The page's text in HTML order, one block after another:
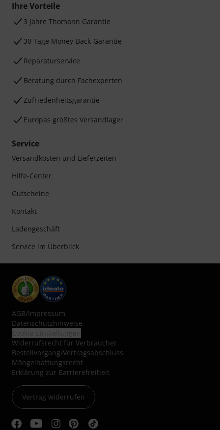
Ihre Vorteile
3 Jahre Thomann Garantie
30 Tage Money-Back-Garantie
Reparaturservice
Beratung durch Fachexperten
Zufriedenheitsgarantie
Europas größtes Versandlager
Service
Versandkosten und Lieferzeiten
Hilfe-Center
Gutscheine
Kontakt
Ladengeschäft
Service im Überblick
AGB/Impressum
Datenschutzhinweise
Widerrufsrecht für Verbraucher
Bestellvorgang/Vertragsabschluss
Mängelhaftungsrecht
Erklärung zur Barrierefreiheit
Vertrag widerrufen